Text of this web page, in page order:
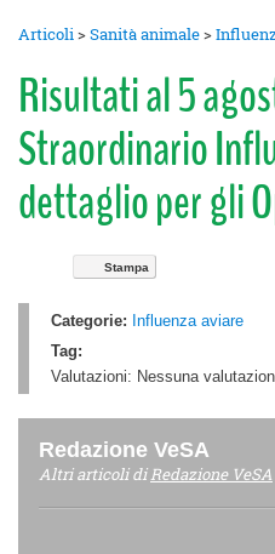
Articoli>Sanità animale>
Risultati al 5
Straordinario
dettaglio per gli
Stampa
Categorie: Influenza aviare
Tag:
Valutazioni: Nessuna
Redazione VeSA
Altri articoli diRedazione VeSA